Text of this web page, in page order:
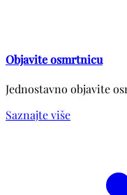
Objavite osmrtnicu
Jednostavno objavite
Saznajte više